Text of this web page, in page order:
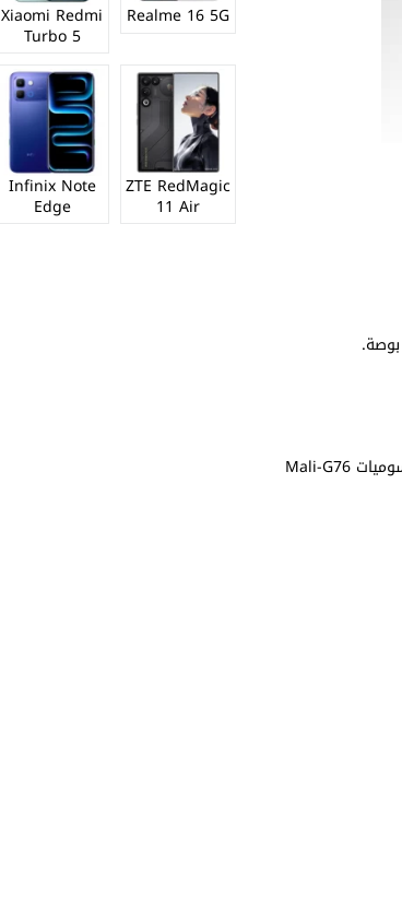
المعالج اكسينوس 980 ثماني النواة تكنولوجيا 8 نانومتر بتردد يصل إلى 2.2 جيجاهرتز كما يحتوي على معالج رسوميات Mali-G76
Realme 16 5G
Xiaomi Redmi
Turbo 5
ZTE RedMagic
11 Air
Infinix Note
Edge